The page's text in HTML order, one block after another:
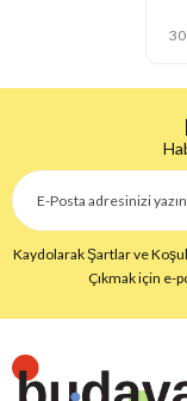
Kaydolarak Şartlar ve
Çıkmak için e-